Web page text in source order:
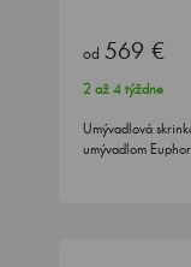
od 569 €
2 až 4 týždne
Umývadlová
umývadlom